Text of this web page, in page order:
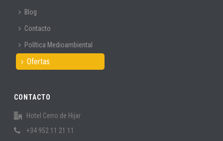
Blog
Contacto
Política Medioambiental
Ofertas
CONTACTO
Hotel Cerro de Hijar
+34 952 11 21 11